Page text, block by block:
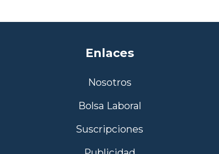
Enlaces
Nosotros
Bolsa Laboral
Suscripciones